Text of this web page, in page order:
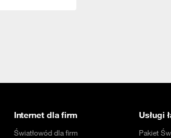
Internet dla firm
Światłowód dla firm
Usługi
Pakiet